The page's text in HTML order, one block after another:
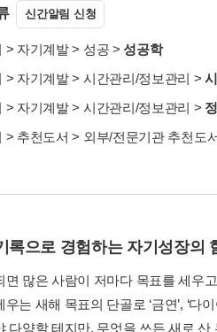
신간알림 신청
> 자기계발> 성공 >성공학
> 자기계발> 시간관리/정보관리 >
> 자기계발> 시간관리/정보관리 >
> 추천도서 > 외부/전문기관 추천도
록으로 경험하는 자기성장의
면 많은 사람이 저마다 목표를 세우
는 새해 목표의 단골로 ‘금연’, ‘다
다양할 테지만, 무엇을 쓰든 새로